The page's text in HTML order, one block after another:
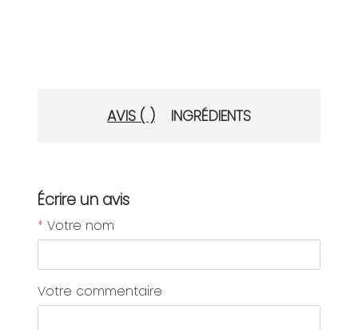
AVIS ( ) INGRÉDIENTS
Écrire un avis
* Votre nom
Votre commentaire